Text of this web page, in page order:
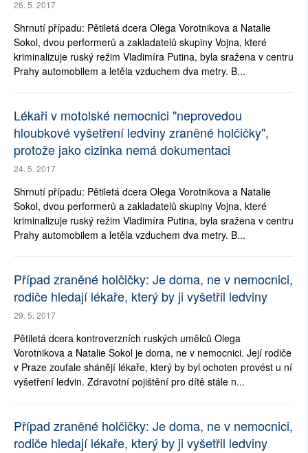
26. 5. 2017
Shrnutí případu: Pětiletá dcera Olega Vorotnikova a Natalie
Sokol, dvou performerů a zakladatelů skupiny Vojna, které
kriminalizuje ruský režim Vladimíra Putina, byla sražena v centru
Prahy automobilem a letěla vzduchem dva metry. B...
Lékaři v motolské nemocnici "neprovedou
hloubkové vyšetření ledviny zraněné holčičky",
protože jako cizinka nemá dokumentaci
24. 5. 2017
Shrnutí případu: Pětiletá dcera Olega Vorotnikova a Natalie
Sokol, dvou performerů a zakladatelů skupiny Vojna, které
kriminalizuje ruský režim Vladimíra Putina, byla sražena v centru
Prahy automobilem a letěla vzduchem dva metry. B...
Případ zraněné holčičky: Je doma, ne v nemocnici,
rodiče hledají lékaře, který by ji vyšetřil ledviny
29. 5. 2017
Pětiletá dcera kontroverzních ruských umělců Olega
Vorotnikova a Natalie Sokol je doma, ne v nemocnici. Její rodiče
v Praze zoufale shánějí lékaře, který by byl ochoten provést u ní
vyšetření ledvin. Zdravotní pojištění pro dítě stále n...
Případ zraněné holčičky: Je doma, ne v nemocnici,
rodiče hledají lékaře, který by ji vyšetřil ledviny